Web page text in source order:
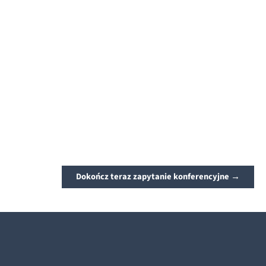
Dokończ teraz zapytanie konferencyjne →